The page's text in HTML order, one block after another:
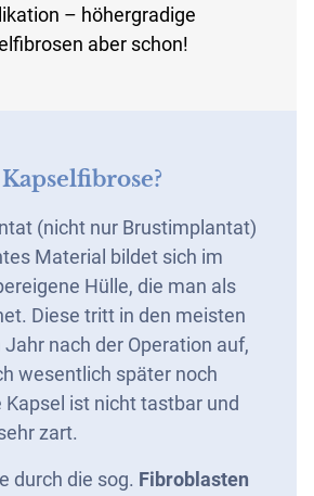
– höhergradige
aber schon!
(nicht nur Brustimplantat)
Material bildet sich im
Hülle, die man als
Diese tritt in den meisten
nach der Operation auf,
wesentlich später noch
ist nicht tastbar und
zart.
durch die sog. Fibroblasten